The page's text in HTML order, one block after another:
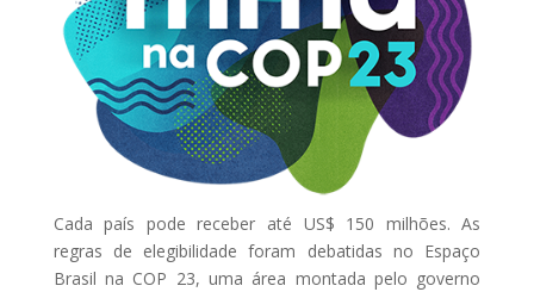
Cada país pode receber até US$ 150 milhões. As
regras de elegibilidade foram debatidas no Espaço
Brasil na COP 23, uma área montada pelo governo